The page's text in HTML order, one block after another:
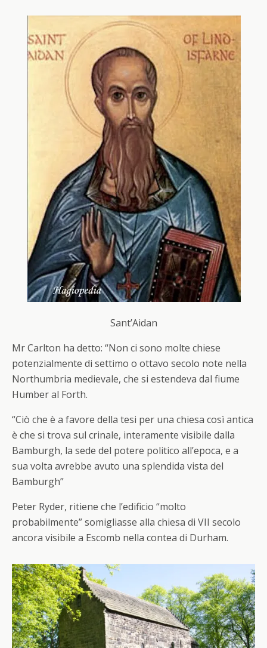
Sant’Aidan
Mr Carlton ha detto: “Non ci sono molte chiese
potenzialmente di settimo o ottavo secolo note nella
Northumbria medievale, che si estendeva dal fiume
Humber al Forth.
“Ciò che è a favore della tesi per una chiesa così antica
è che si trova sul crinale, interamente visibile dalla
Bamburgh, la sede del potere politico all’epoca, e a
sua volta avrebbe avuto una splendida vista del
Bamburgh”
Peter Ryder, ritiene che l’edificio “molto
probabilmente” somigliasse alla chiesa di VII secolo
ancora visibile a Escomb nella contea di Durham.